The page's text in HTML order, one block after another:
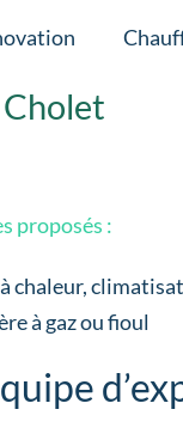
proposés :
chaleur,
à gaz ou fioul